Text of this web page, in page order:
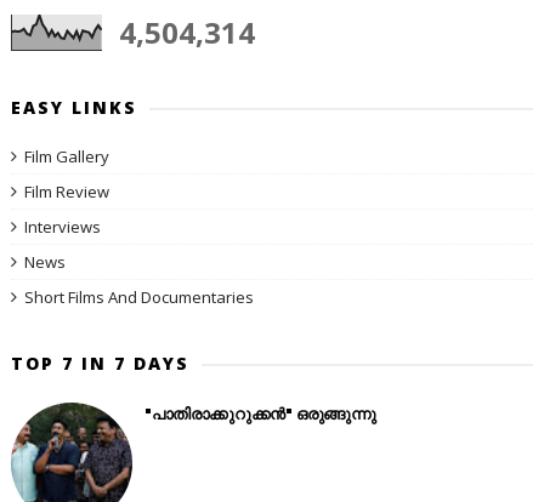
4,504,314
EASY LINKS
Film Gallery
Film Review
Interviews
News
Short Films And Documentaries
TOP 7 IN 7 DAYS
"പാതിരാക്കുറുക്കൻ" ഒരുങ്ങുന്നു